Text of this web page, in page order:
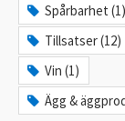
Spårbarhet (1)
Tillsatser (12)
Vin (1)
Ägg &